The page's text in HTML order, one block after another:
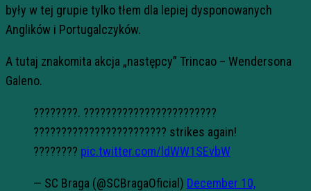
były w tej grupie tylko tłem dla lepiej dysponowanych
Anglików i Portugalczyków.
A tutaj znakomita akcja „następcy” Trincao – Wendersona
Galeno.
????????. ????????????????????????
???????????????????????? strikes again!
???????? pic.twitter.com/ldWW1SEvbW
— SC Braga (@SCBragaOficial) December 10,